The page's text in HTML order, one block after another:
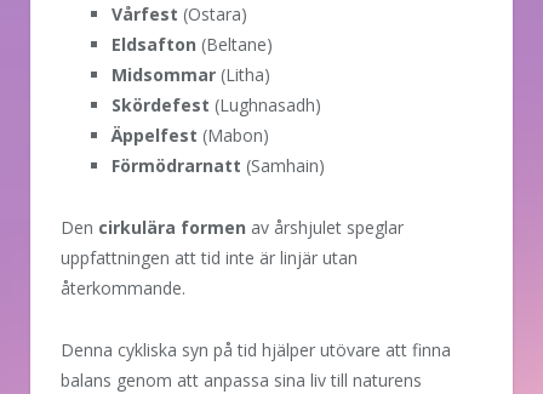
Vårfest (Ostara)
Eldsafton (Beltane)
Midsommar (Litha)
Skördefest (Lughnasadh)
Äppelfest (Mabon)
Förmödrarnatt (Samhain)
Den cirkulära formen av årshjulet speglar
uppfattningen att tid inte är linjär utan
återkommande.
Denna cykliska syn på tid hjälper utövare att finna
balans genom att anpassa sina liv till naturens